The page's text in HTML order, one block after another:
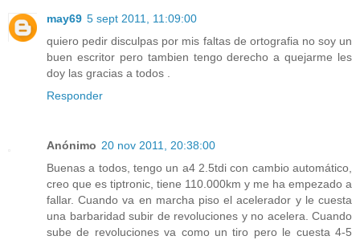
may69 5 sept 2011, 11:09:00
quiero pedir disculpas por mis faltas de ortografia no soy un
buen escritor pero tambien tengo derecho a quejarme les
doy las gracias a todos .
Responder
Anónimo 20 nov 2011, 20:38:00
Buenas a todos, tengo un a4 2.5tdi con cambio automático,
creo que es tiptronic, tiene 110.000km y me ha empezado a
fallar. Cuando va en marcha piso el acelerador y le cuesta
una barbaridad subir de revoluciones y no acelera. Cuando
sube de revoluciones va como un tiro pero le cuesta 4-5